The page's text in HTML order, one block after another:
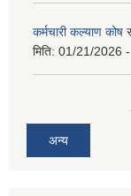
कर्मचारी कल्याण कोष
मिति: 01/21/2026
अन्य